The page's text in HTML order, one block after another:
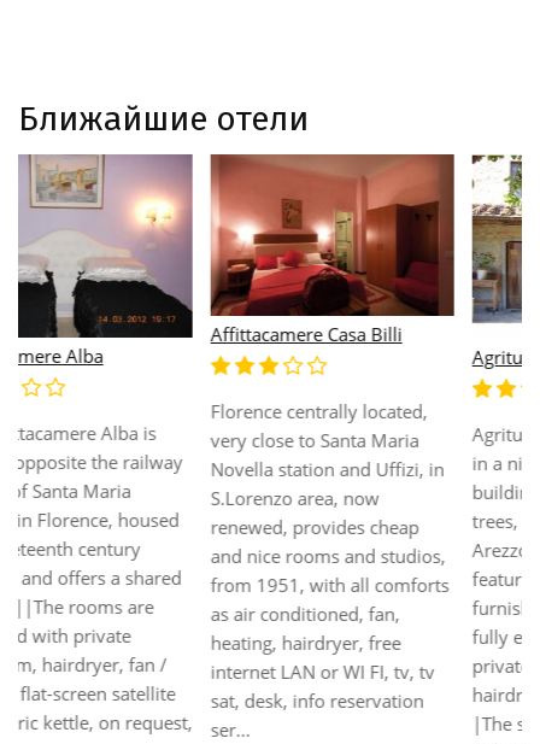
Ближайшие отели
Affittacamere Casa Billi
Florence centrally located,
very close to Santa Maria
Novella station and Uffizi, in
S.Lorenzo area, now
renewed, provides cheap
and nice rooms and studios,
from 1951, with all comforts
as air conditioned, fan,
heating, hairdryer, free
internet LAN or WI FI, tv, tv
sat, desk, info reservation
ser...
Agriturismo Il Colle
Agriturismo Il Colle is located
in a nineteenth-century
building surrounded by olive
trees, only 6 km from
Arezzo. |The apartments
feature natural wood
furnishings, air-conditioning,
fully equipped kitchen,
private bathroom with
hairdryer and satellite TV.
|The structure features a